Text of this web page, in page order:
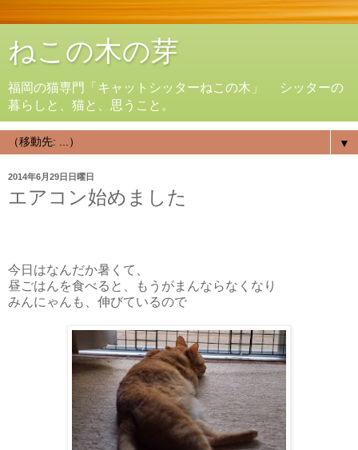
ねこの木の芽
福岡の猫専門「キャットシッターねこの木」 シッターの
暮らしと、猫と、思うこと。
▼
2014年6月29日日曜日
エアコン始めました
今日はなんだか暑くて、
昼ごはんを食べると、もうがまんならなくなり
みんにゃんも、伸びているので